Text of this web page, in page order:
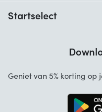
Startselect
Geniet van 5% korting